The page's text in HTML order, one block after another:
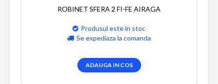
ROBINET SFERA 2 FI-FE AIRAGA
Produsul este in stoc
Se expediaza la comanda
ADAUGA IN COS